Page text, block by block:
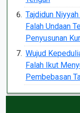
Tajdidun
Falah Undaan
Penyusunan
Wujud
Falah Ikut
Pembebasan